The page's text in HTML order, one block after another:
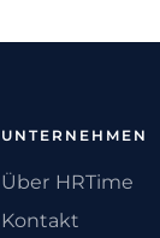
UNTERNEHMEN
Über HRTime
Kontakt